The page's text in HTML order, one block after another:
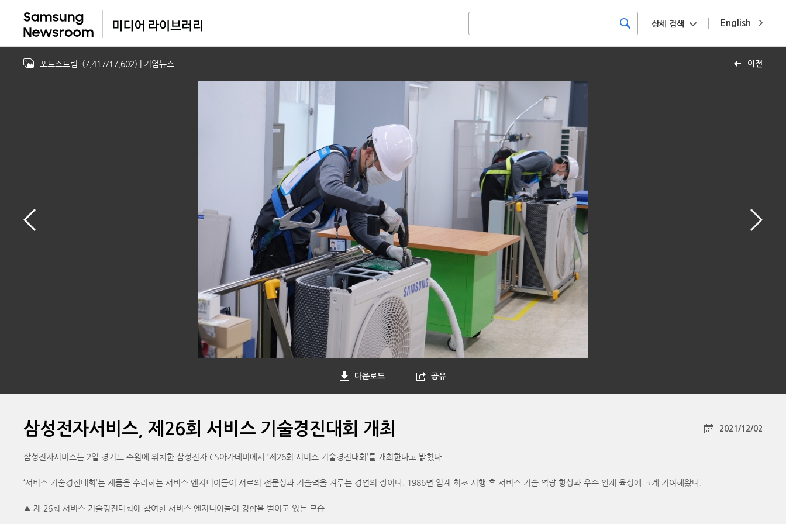
English
상세 검색
이전
포토스트림 (7,417/17,602) | 기업뉴스
다운로드 공유
삼성전자서비스, 제26회 서비스 기술경진대회 개최 2021/12/02
삼성전자서비스는 2일 경기도 수원에 위치한 삼성전자 CS아카데미에서 ‘제26회 서비스 기술경진대회’를 개최한다고 밝혔다.
‘서비스 기술경진대회’는 제품을 수리하는 서비스 엔지니어들이 서로의 전문성과 기술력을 겨루는 경연의 장이다. 1986년 업계 최초 시행 후 서비스 기술 역량 향상과 우수 인재 육성에 크게 기여해왔다.
▲ 제 26회 서비스 기술경진대회에 참여한 서비스 엔지니어들이 경합을 벌이고 있는 모습